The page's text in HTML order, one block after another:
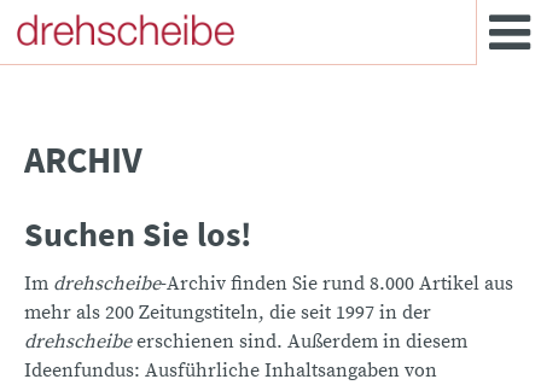
ARCHIV
Suchen Sie los!
Im drehscheibe-Archiv finden Sie rund 8.000 Artikel aus
mehr als 200 Zeitungstiteln, die seit 1997 in der
drehscheibeerschienen sind. Außerdem in diesem
Ideenfundus: Ausführliche Inhaltsangaben von